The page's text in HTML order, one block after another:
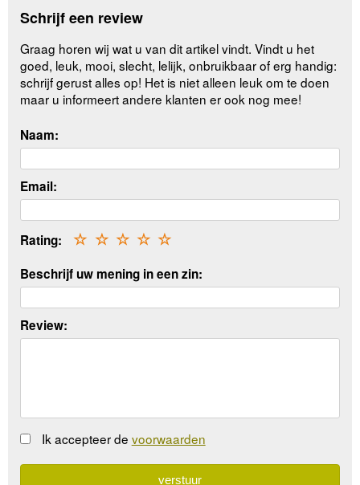
Schrijf een review
Graag horen wij wat u van dit artikel vindt. Vindt u het
goed, leuk, mooi, slecht, lelijk, onbruikbaar of erg handig:
schrijf gerust alles op! Het is niet alleen leuk om te doen
maar u informeert andere klanten er ook nog mee!
Naam:
Email:
Rating: ☆
☆
☆
☆
☆
Beschrijf uw mening in een zin:
Review:
Ik accepteer de voorwaarden